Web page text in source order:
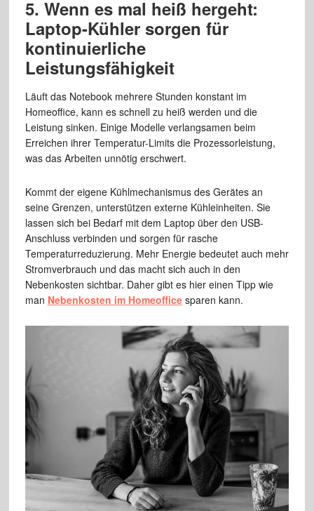
5. Wenn es mal heiß hergeht:
Laptop-Kühler sorgen für
kontinuierliche
Leistungsfähigkeit
Läuft das Notebook mehrere Stunden konstant im
Homeoffice, kann es schnell zu heiß werden und die
Leistung sinken. Einige Modelle verlangsamen beim
Erreichen ihrer Temperatur-Limits die Prozessorleistung,
was das Arbeiten unnötig erschwert.
Kommt der eigene Kühlmechanismus des Gerätes an
seine Grenzen, unterstützen externe Kühleinheiten. Sie
lassen sich bei Bedarf mit dem Laptop über den USB-
Anschluss verbinden und sorgen für rasche
Temperaturreduzierung. Mehr Energie bedeutet auch mehr
Stromverbrauch und das macht sich auch in den
Nebenkosten sichtbar. Daher gibt es hier einen Tipp wie
man Nebenkosten im Homeofficesparen kann.